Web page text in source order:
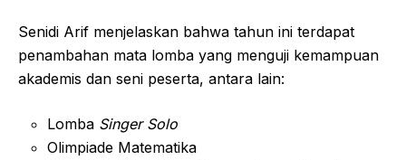
Senidi Arif menjelaskan bahwa tahun ini terdapat
penambahan mata lomba yang menguji kemampuan
akademis dan seni peserta, antara lain:
Lomba Singer Solo
Olimpiade Matematika